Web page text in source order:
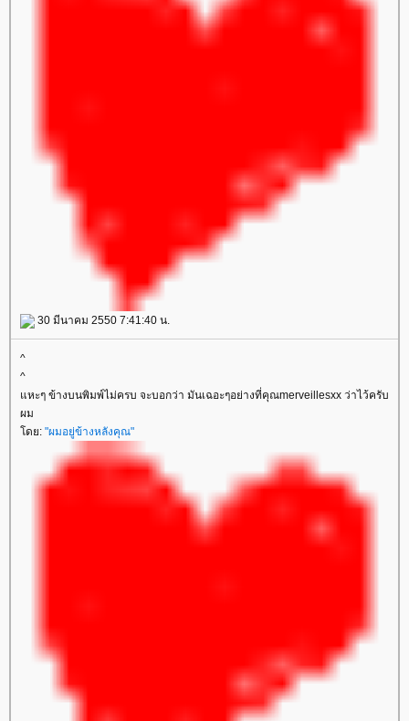
30 มีนาคม 2550 7:41:40 น.
^
^
หะๆ ข้างบนพิมพ์ไม่ครบ จะบอกว่า มันเฉอะๆอย่างที่คุณmerveillesxx ว่าไว้ครับ
ผม
ดย: "ผมอยู่ข้างหลังคุณ"